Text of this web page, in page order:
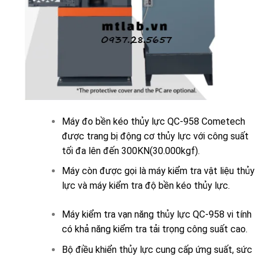
Máy đo bền kéo thủy lực QC-958 Cometech
được trang bị động cơ thủy lực với công suất
tối đa lên đến 300KN(30.000kgf).
Máy còn được gọi là máy kiểm tra vật liệu thủy
lực và máy kiểm tra độ bền kéo thủy lực.
Máy kiểm tra vạn năng thủy lực QC-958 vi tính
có khả năng kiểm tra tải trọng công suất cao.
Bộ điều khiển thủy lực cung cấp ứng suất, sức